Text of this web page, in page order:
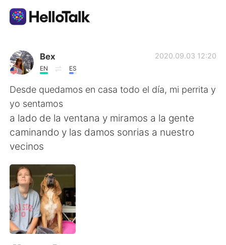
Aplicación de intercambio de idiomas
AI Grammar Checker
Español
English
繁體中文
Français
日本語
Bex
EN ES
2020.09.03 12:20
Desde quedamos en casa todo el día, mi perrita y
yo sentamos
a lado de la ventana y miramos a la gente
caminando y las damos sonrias a nuestro
vecinos